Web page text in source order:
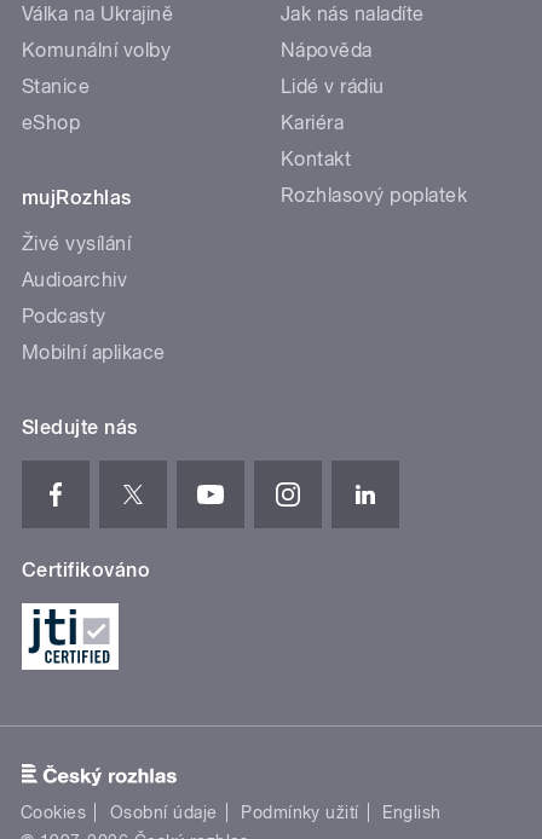
Válka na Ukrajině
Komunální volby
Stanice
eShop
mujRozhlas
Živé vysílání
Audioarchiv
Podcasty
Mobilní aplikace
Jak nás naladíte
Nápověda
Lidé v rádiu
Kariéra
Kontakt
Rozhlasový poplatek
Sledujte nás
Certifikováno
Cookies Osobní údaje Podmínky užití
English